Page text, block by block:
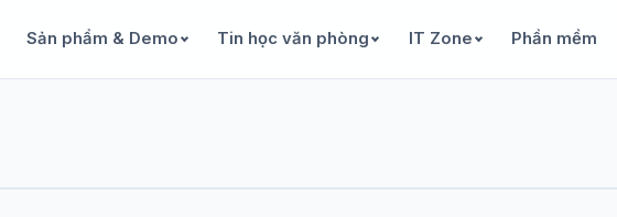
Sản phẩm & Demo Tin học văn phòng IT Zone Phần mềm